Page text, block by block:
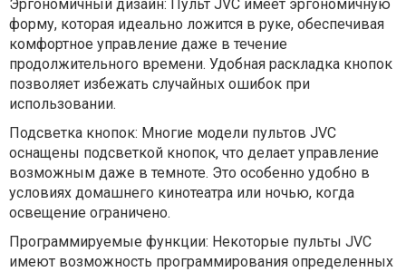
Эргономичный дизайн: Пульт JVC имеет эргономичную
форму, которая идеально ложится в руке, обеспечивая
комфортное управление даже в течение
продолжительного времени. Удобная раскладка кнопок
позволяет избежать случайных ошибок при
использовании.
Подсветка кнопок: Многие модели пультов JVC
оснащены подсветкой кнопок, что делает управление
возможным даже в темноте. Это особенно удобно в
условиях домашнего кинотеатра или ночью, когда
освещение ограничено.
Программируемые функции: Некоторые пульты JVC
имеют возможность программирования определенных